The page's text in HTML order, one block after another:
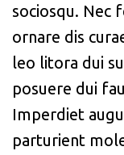
sociosqu. Nec
ornare dis
leo litora dui
posuere dui
Imperdiet
parturient